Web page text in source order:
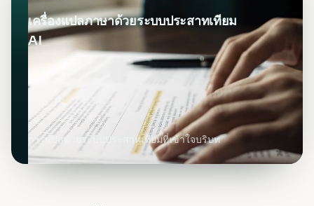
เครื่องแปลภาษาด้วยระบบประสาทเทียม
AI
การแปลด้วยระบบประสาทเทียมที่เข้าใจบริบท